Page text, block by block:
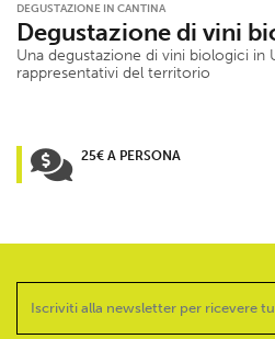
DEGUSTAZIONE IN CANTINA
Degustazione di vini
Una degustazione di vini biologici in
rappresentativi del territorio
25€ A PERSONA